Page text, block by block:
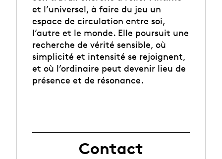
et l’universel, à faire du jeu un
espace de circulation entre soi,
l’autre et le monde. Elle poursuit une
recherche de vérité sensible, où
simplicité et intensité se rejoignent,
et où l’ordinaire peut devenir lieu de
présence et de résonance.
Contact